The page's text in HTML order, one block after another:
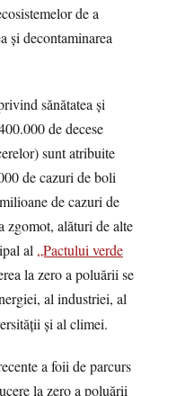
de a
și decontaminarea
sănătatea și
de decese
sunt atribuite
de cazuri de boli
de cazuri de
zgomot, alături de alte
al„Pactului verde
la zero a poluării se
al industriei, al
și al climei.
a foii de parcurs
la zero a poluării